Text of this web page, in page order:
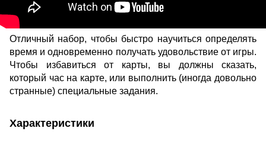
Отличный набор, чтобы быстро научиться определять
время и одновременно получать удовольствие от игры.
Чтобы избавиться от карты, вы должны сказать,
который час на карте, или выполнить (иногда довольно
странные) специальные задания.
Характеристики